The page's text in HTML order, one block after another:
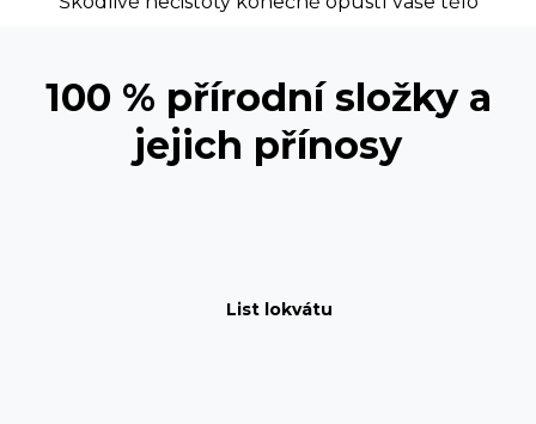
100 % přírodní složky a
jejich přínosy
List lokvátu